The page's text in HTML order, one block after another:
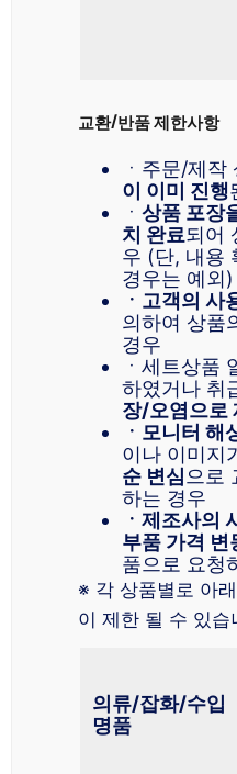
교환/반품 제한사항
ㆍ주문/제작
이 이미 진행
ㆍ 상품 포장
치 완료되어
우 (단, 내용
경우는 예외)
ㆍ고객의 사
의하여 상품
경우
ㆍ세트상품
하였거나 취
장/오염으로
ㆍ모니터 해
이나 이미지
순 변심 으로
하는 경우
ㆍ제조사의
부품 가격 변
품으로 요청
※ 각 상품별로 아
이 제한 될 수 있습
의류/잡화/수입
명품